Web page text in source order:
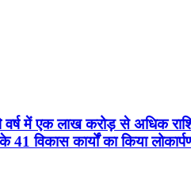
में एक लाख करोड़ से अधिक
कार्यों का किया